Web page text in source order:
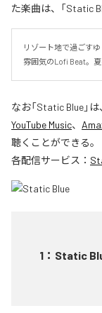
た楽曲は、「Static
リゾート地で過ごす
雰囲気のLofi Beat。
なお「Static Blue」は
YouTube Music、
聴くことができる。
各配信サービス：
1 ： Static